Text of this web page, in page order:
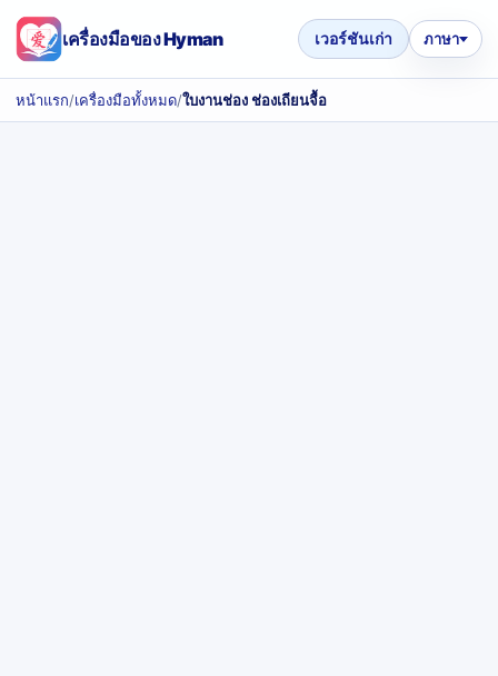
เครื่องมือของ Hyman เวอร์ชันเก่า ภาษา
หน้าแรก/เครื่องมือทั้งหมด/ใบงานช่อง ช่องเถียนจื้อ